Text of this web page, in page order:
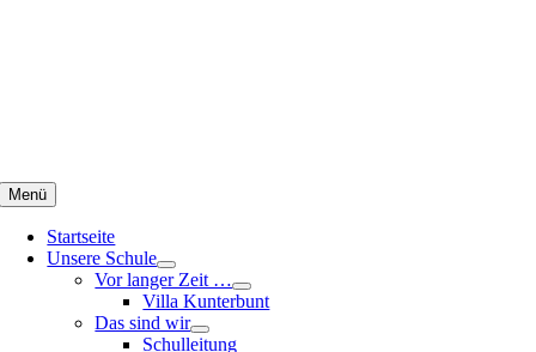
Menü
Startseite
Unsere Schule
Vor langer Zeit …
Villa Kunterbunt
Das sind wir
Schulleitung